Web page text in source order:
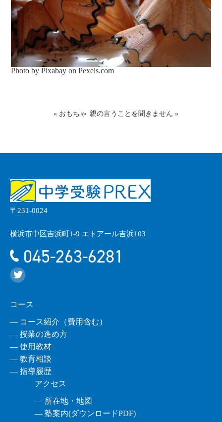
Photo by Pixabay onPexels.com
« おもちゃ 親の言うことを聞きません »
〒231-0024
横浜市中区吉浜町1-9 エトアール吉浜103
045-263-6281
コース
― コース紹介（費用含む）
― 授業の進め方
― 使用教材
― 教育相談
― 指導履歴
アクセス
― 所在地・地図
― 塾案内(ダウンロードPDF)